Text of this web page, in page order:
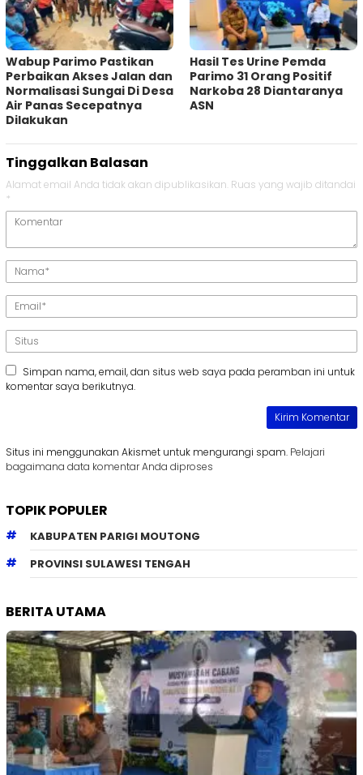
Wabup Parimo Pastikan
Perbaikan Akses Jalan dan
Normalisasi Sungai Di Desa
Air Panas Secepatnya
Dilakukan
Hasil Tes Urine Pemda
Parimo 31 Orang Positif
Narkoba 28 Diantaranya
ASN
Tinggalkan Balasan
Alamat email Anda tidak akan dipublikasikan. Ruas yang wajib ditandai
*
Simpan nama, email, dan situs web saya pada peramban ini untuk
komentar saya berikutnya.
Situs ini menggunakan Akismet untuk mengurangi spam. Pelajari
bagaimana data komentar Anda diproses
TOPIK POPULER
KABUPATEN PARIGI MOUTONG
PROVINSI SULAWESI TENGAH
BERITA UTAMA